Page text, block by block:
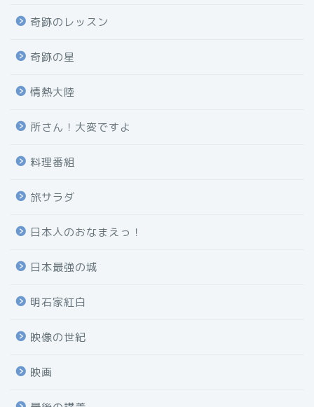
奇跡のレッスン
奇跡の星
情熱大陸
所さん！大変ですよ
料理番組
旅サラダ
日本人のおなまえっ！
日本最強の城
明石家紅白
映像の世紀
映画